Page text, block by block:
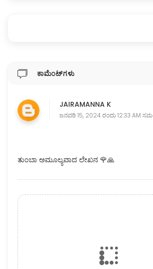
ಕಾಮೆಂಟ್‌ಗಳು
JAIRAMANNA K
ಜನವರಿ 15, 2024 ರಂದು 12:33 AM
ತುಂಬಾ ಅಮೂಲ್ಯವಾದ ಲೇಖನ 🌹🙏